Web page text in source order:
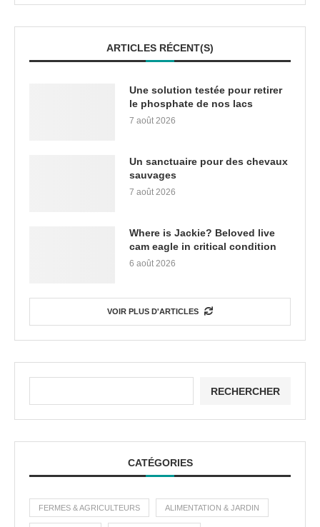
ARTICLES RÉCENT(S)
Une solution testée pour retirer
le phosphate de nos lacs
7 août 2026
Un sanctuaire pour des chevaux
sauvages
7 août 2026
Where is Jackie? Beloved live
cam eagle in critical condition
6 août 2026
VOIR PLUS D'ARTICLES
RECHERCHER
CATÉGORIES
FERMES & AGRICULTEURS ALIMENTATION & JARDIN